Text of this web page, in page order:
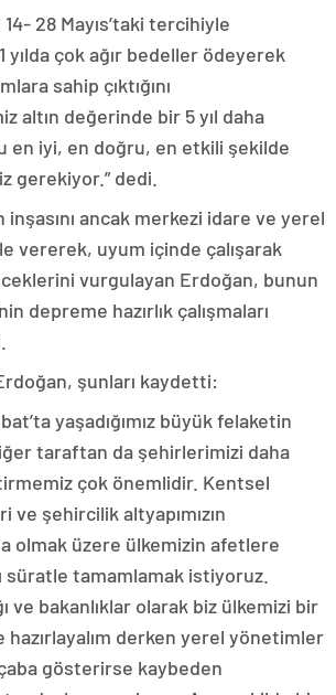
28 Mayıs’taki tercihiyle
yılda çok ağır bedeller ödeyerek
sahip çıktığını
altın değerinde bir 5 yıl daha
en iyi, en doğru, en etkili şekilde
gerekiyor.” dedi.
inşasını ancak merkezi idare ve yerel
vererek, uyum içinde çalışarak
vurgulayan Erdoğan, bunun
depreme hazırlık çalışmaları
şunları kaydetti:
yaşadığımız büyük felaketin
taraftan da şehirlerimizi daha
çok önemlidir. Kentsel
ve şehircilik altyapımızın
olmak üzere ülkemizin afetlere
süratle tamamlamak istiyoruz.
ve bakanlıklar olarak biz ülkemizi bir
derken yerel yönetimler
gösterirse kaybeden